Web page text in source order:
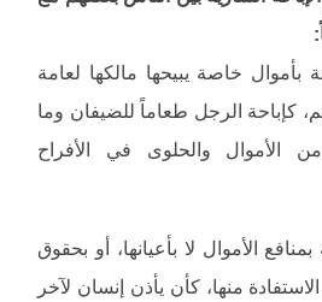
بأموال خاصة يبيحها مالكها لعامة
كإباحة الرجل طعاماً للضيفان وما
الأموال والحلوى في الأفراح
بمنافع الأموال لا بأعيانها، أو بحقوق
منها، كأن يأذن إنسان لآخر